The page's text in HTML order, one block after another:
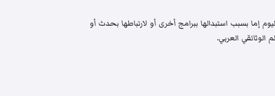
إما بسبب استبدالها ببرامج أخرى أو لارتباطها بحدث أو
الوثائقي العربي.